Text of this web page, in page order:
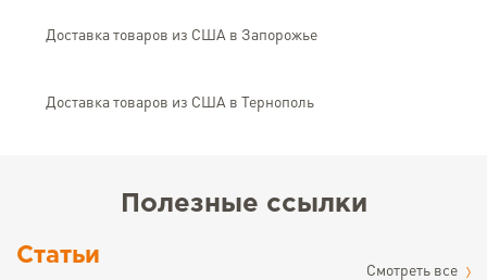
Доставка товаров из США в Запорожье
Доставка товаров из США в Тернополь
Полезные ссылки
Статьи
Cмотреть все